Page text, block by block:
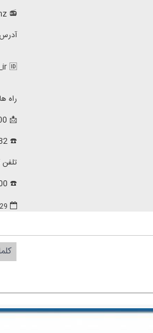
📻 fm 100 mhz
🆔
راه
📩 30000100
☎️ 02122051632_02122043017
تلفن
☎️ 02127860100